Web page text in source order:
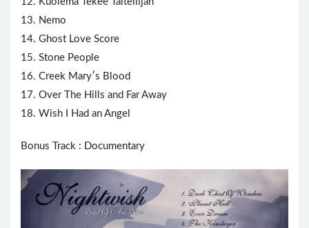
13. Nemo
14. Ghost Love Score
15. Stone People
16. Creek Mary′s Blood
17. Over The Hills and Far Away
18. Wish I Had an Angel
Bonus Track : Documentary